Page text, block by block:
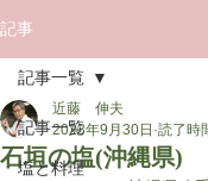
記事
記事一覧
塩と料理
記事一覧
石垣の塩(沖縄県)
近藤 伸夫
2023年9月30日 読了時